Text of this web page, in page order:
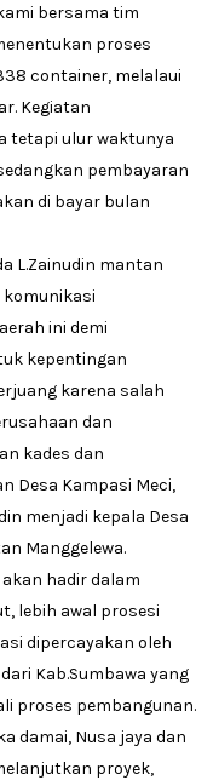
bersama tim
proses
container, melalaui
Kegiatan
tetapi ulur waktunya
pembayaran
di bayar bulan
L.Zainudin mantan
komunikasi
ini demi
kepentingan
karena salah
dan
kades dan
Desa Kampasi Meci,
menjadi kepala Desa
Manggelewa.
hadir dalam
lebih awal prosesi
dipercayakan oleh
Kab.Sumbawa yang
proses pembangunan.
damai, Nusa jaya dan
proyek,